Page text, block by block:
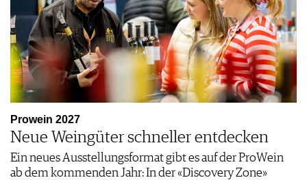
Prowein 2027
Neue Weingüter schneller entdecken
Ein neues Ausstellungsformat gibt es auf der ProWein
ab dem kommenden Jahr: In der «Discovery Zone»